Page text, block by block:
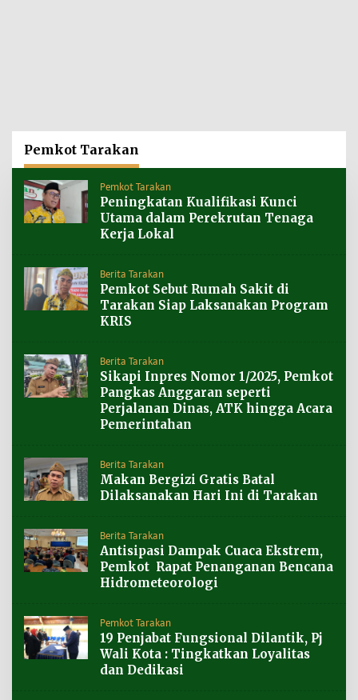
Pemkot Tarakan
Pemkot Tarakan
Peningkatan Kualifikasi Kunci
Utama dalam Perekrutan Tenaga
Kerja Lokal
Berita Tarakan
Pemkot Sebut Rumah Sakit di
Tarakan Siap Laksanakan Program
KRIS
Berita Tarakan
Sikapi Inpres Nomor 1/2025, Pemkot
Pangkas Anggaran seperti
Perjalanan Dinas, ATK hingga Acara
Pemerintahan
Berita Tarakan
Makan Bergizi Gratis Batal
Dilaksanakan Hari Ini di Tarakan
Berita Tarakan
Antisipasi Dampak Cuaca Ekstrem,
Pemkot Rapat Penanganan Bencana
Hidrometeorologi
Pemkot Tarakan
19 Penjabat Fungsional Dilantik, Pj
Wali Kota : Tingkatkan Loyalitas
dan Dedikasi